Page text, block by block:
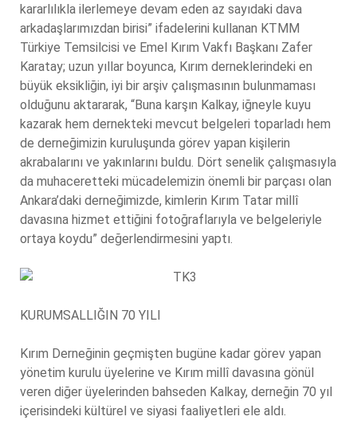
kararlılıkla ilerlemeye devam eden az sayıdaki dava
arkadaşlarımızdan birisi” ifadelerini kullanan KTMM
Türkiye Temsilcisi ve Emel Kırım Vakfı Başkanı Zafer
Karatay; uzun yıllar boyunca, Kırım derneklerindeki en
büyük eksikliğin, iyi bir arşiv çalışmasının bulunmaması
olduğunu aktararak, “Buna karşın Kalkay, iğneyle kuyu
kazarak hem dernekteki mevcut belgeleri toparladı hem
de derneğimizin kuruluşunda görev yapan kişilerin
akrabalarını ve yakınlarını buldu. Dört senelik çalışmasıyla
da muhaceretteki mücadelemizin önemli bir parçası olan
Ankara’daki derneğimizde, kimlerin Kırım Tatar millî
davasına hizmet ettiğini fotoğraflarıyla ve belgeleriyle
ortaya koydu” değerlendirmesini yaptı.
KURUMSALLIĞIN 70 YILI
Kırım Derneğinin geçmişten bugüne kadar görev yapan
yönetim kurulu üyelerine ve Kırım millî davasına gönül
veren diğer üyelerinden bahseden Kalkay, derneğin 70 yıl
içerisindeki kültürel ve siyasi faaliyetleri ele aldı.